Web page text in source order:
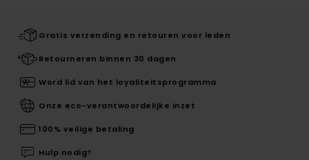
Gratis verzending en retouren voor leden
Retourneren binnen 30 dagen
Word lid van het loyaliteitsprogramma
Onze eco-verantwoordelijke inzet
100% veilige betaling
Hulp nodig?